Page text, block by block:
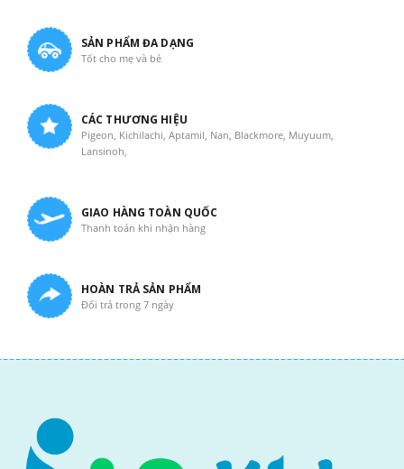
SẢN PHẨM ĐA DẠNG
Tốt cho mẹ và bé
CÁC THƯƠNG HIỆU
Pigeon, Kichilachi, Aptamil, Nan, Blackmore, Muyuum,
Lansinoh,
GIAO HÀNG TOÀN QUỐC
Thanh toán khi nhận hàng
HOÀN TRẢ SẢN PHẨM
Đổi trả trong 7 ngày